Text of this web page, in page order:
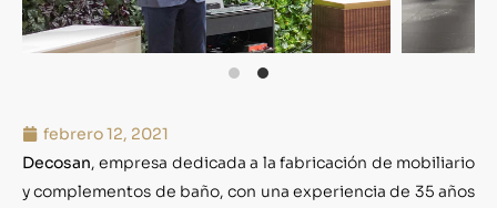
febrero 12, 2021
Decosan, empresa dedicada a la fabricación de mobiliario
y complementos de baño, con una experiencia de 35 años